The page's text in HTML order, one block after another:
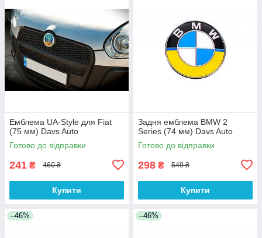
Емблема UA-Style для Fiat
(75 мм) Davs Auto
Готово до відправки
241 ₴ 460 ₴
Купити
Задня емблема BMW 2
Series (74 мм) Davs Auto
Готово до відправки
298 ₴ 549 ₴
Купити
–46% –46%